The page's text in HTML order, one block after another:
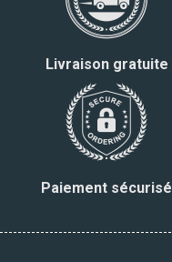
Livraison gratuite
Paiement sécurisé